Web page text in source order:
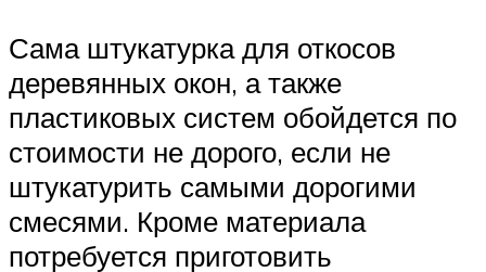
Сама штукатурка для откосов
деревянных окон, а также
пластиковых систем обойдется по
стоимости не дорого, если не
штукатурить самыми дорогими
смесями. Кроме материала
потребуется приготовить